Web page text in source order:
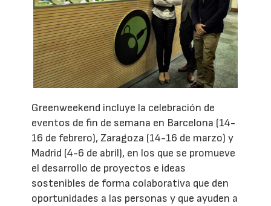
Greenweekend incluye la celebración de
eventos de fin de semana en Barcelona (14-
16 de febrero), Zaragoza (14-16 de marzo) y
Madrid (4-6 de abril), en los que se promueve
el desarrollo de proyectos e ideas
sostenibles de forma colaborativa que den
oportunidades a las personas y que ayuden a